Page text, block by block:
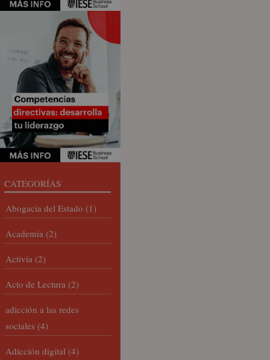
CATEGORÍAS
Abogacía del Estado (1)
Academia (2)
Activia (2)
Acto de Lectura (2)
adicción a las redes
sociales (4)
Adicción digital (4)